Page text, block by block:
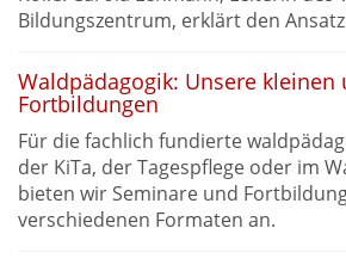
Bildungszentrum, erklärt den
Waldpädagogik: Unsere kleinen
Fortbildungen
Für die fachlich fundierte
der KiTa, der Tagespflege oder im
bieten wir Seminare und
verschiedenen Formaten an.